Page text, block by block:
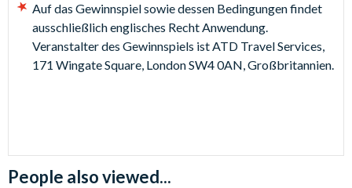
Auf das Gewinnspiel sowie dessen Bedingungen findet
ausschließlich englisches Recht Anwendung.
Veranstalter des Gewinnspiels ist ATD Travel Services,
171 Wingate Square, London SW4 0AN, Großbritannien.
People also viewed...